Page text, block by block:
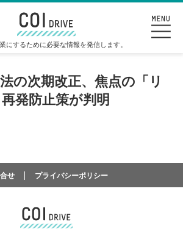
にするために必要な情報を発信します。
の次期改正、焦点の「リ
発防止策が判明
せ プライバシーポリシー